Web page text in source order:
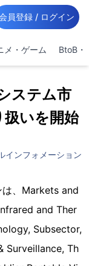
員登録 / ログイン
メ・ゲーム BtoB・
ステム市
いを開始
インフォメーション
は、Markets and
and Ther
Subsector,
Surveillance, Th